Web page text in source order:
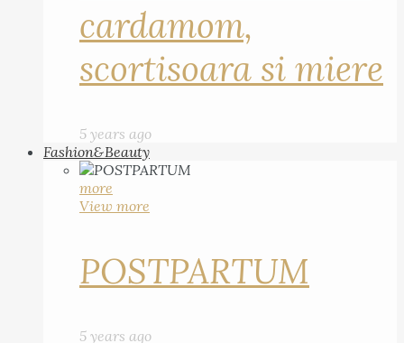
cardamom,
scortisoara si miere
5 years ago
Fashion&Beauty
more
View more
POSTPARTUM
5 years ago